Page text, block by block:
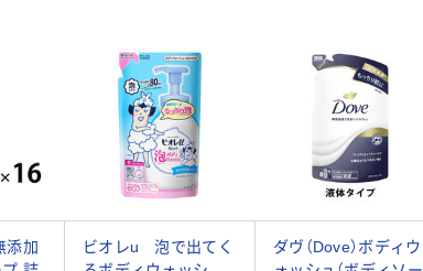
添加
ビオレu 泡で出てく
ダヴ（Dove）ボディウ